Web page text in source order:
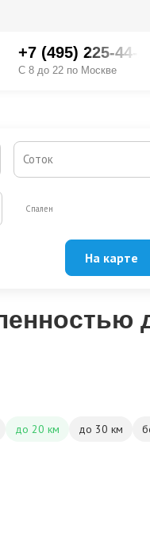
+7 (495) 225-44-XX
С 8 до 22 по Москве
Соток
Спален
На карте
до 20 км до 30 км